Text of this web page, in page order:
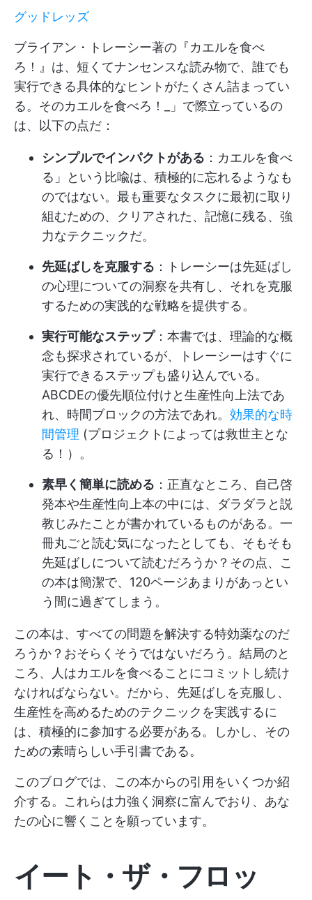
グッドレッズ
ブライアン・トレーシー著の『カエルを食べ
ろ！』は、短くてナンセンスな読み物で、誰でも
実行できる具体的なヒントがたくさん詰まってい
る。そのカエルを食べろ！_」で際立っているの
は、以下の点だ：
シンプルでインパクトがある ：カエルを食べ
る」という比喩は、積極的に忘れるようなも
のではない。最も重要なタスクに最初に取り
組むための、クリアされた、記憶に残る、強
力なテクニックだ。
先延ばしを克服する ：トレーシーは先延ばし
の心理についての洞察を共有し、それを克服
するための実践的な戦略を提供する。
実行可能なステップ：本書では、理論的な概
念も探求されているが、トレーシーはすぐに
実行できるステップも盛り込んでいる。
ABCDEの優先順位付けと生産性向上法であ
れ、時間ブロックの方法であれ。 効果的な時
間管理 (プロジェクトによっては救世主とな
る！）。
素早く簡単に読める ：正直なところ、自己啓
発本や生産性向上本の中には、ダラダラと説
教じみたことが書かれているものがある。一
冊丸ごと読む気になったとしても、そもそも
先延ばしについて読むだろうか？その点、こ
の本は簡潔で、120ページあまりがあっとい
う間に過ぎてしまう。
この本は、すべての問題を解決する特効薬なのだ
ろうか？おそらくそうではないだろう。結局のと
ころ、人はカエルを食べることにコミットし続け
なければならない。だから、先延ばしを克服し、
生産性を高めるためのテクニックを実践するに
は、積極的に参加する必要がある。しかし、その
ための素晴らしい手引書である。
このブログでは、この本からの引用をいくつか紹
介する。これらは力強く洞察に富んでおり、あな
たの心に響くことを願っています。
イート・ザ・フロッ